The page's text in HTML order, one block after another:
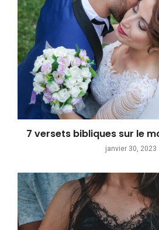
7 versets bibliques sur le
janvier 30, 2023